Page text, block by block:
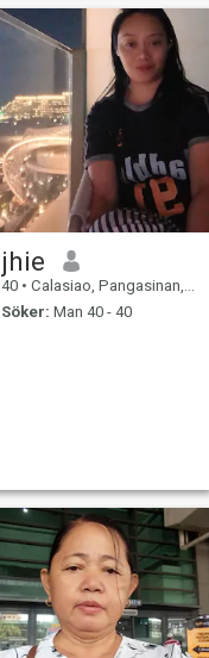
jhie
40 • Calasiao, Pangasinan, Filippinerna
Söker: Man 40 - 40